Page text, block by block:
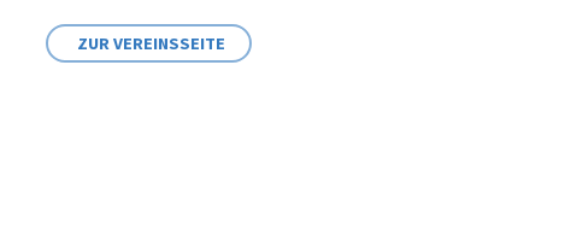
ZUR VEREINSSEITE